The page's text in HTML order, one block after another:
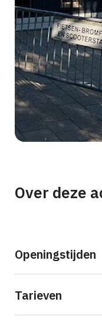
Over deze
Openingstijden
Tarieven